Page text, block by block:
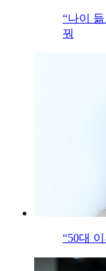
“나이
꿔
“50대